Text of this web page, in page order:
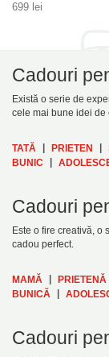
699 lei
Cadouri
Există o serie de
cele mai bune idei de
TATĂ PRIETEN
BUNIC
Cadouri
Este o fire creativă, o
cadou perfect.
MAMĂ PRIETENĂ
BUNICĂ
Cadouri